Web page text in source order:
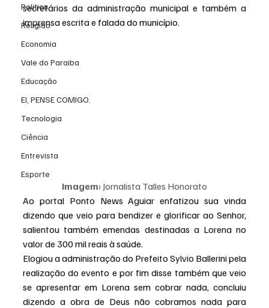
Politica
Religião
Economia
Vale do Paraiba
Educação
EI, PENSE COMIGO.
Tecnologia
Ciência
Entrevista
Esporte
secretários da administração municipal e também a
imprensa escrita e falada do município.
Imagem: Jornalista Talles Honorato
Ao portal Ponto News Aguiar enfatizou sua vinda
dizendo que veio para bendizer e glorificar ao Senhor,
salientou também emendas destinadas a Lorena no
valor de 300 mil reais à saúde.
Elogiou a administração do Prefeito Sylvio Ballerini pela
realização do evento e por fim disse também que veio
se apresentar em Lorena sem cobrar nada, concluiu
dizendo a obra de Deus não cobramos nada para